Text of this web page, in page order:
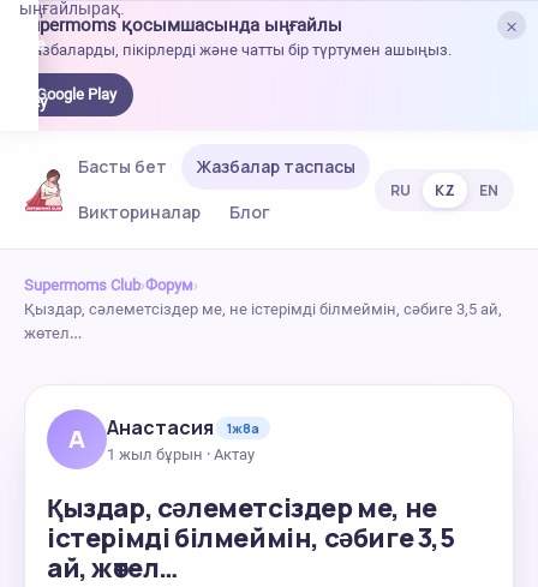
×
Supermoms қосымшасында ыңғайлы
Жазбаларды, пікірлерді және чатты бір түртумен ашыңыз.
Google Play
ыңғайлырақ.
Басты бет
Жазбалар таспасы
Викториналар
Блог
RU KZ EN
Supermoms Club›Форум›
Қыздар, сәлеметсіздер ме, не істерімді білмеймін, сәбиге 3,5 ай,
жөтел…
А Анастасия
1ж8а
1 жыл бұрын · Актау
Қыздар, сәлеметсіздер ме, не
істерімді білмеймін, сәбиге 3,5
ай, жөтел…